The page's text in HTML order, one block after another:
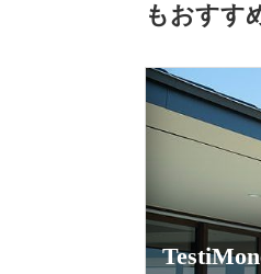
もおすす